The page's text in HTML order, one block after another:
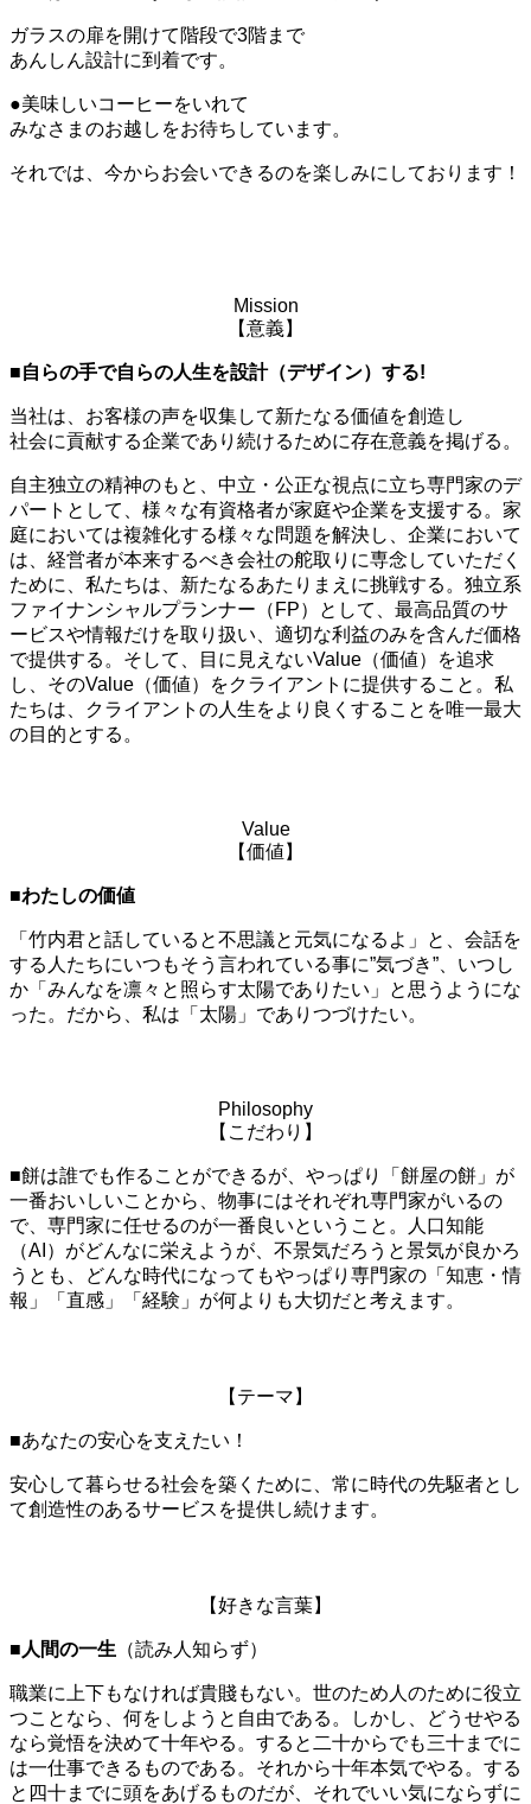
ガラスの扉を開けて階段で3階まで
あんしん設計に到着です。
●美味しいコーヒーをいれて
みなさまのお越しをお待ちしています。
それでは、今からお会いできるのを楽しみにしております！
Mission
【意義】
■自らの手で自らの人生を設計（デザイン）する!
当社は、お客様の声を収集して新たなる価値を創造し
社会に貢献する企業であり続けるために存在意義を掲げる。
自主独立の精神のもと、中立・公正な視点に立ち専門家のデ
パートとして、様々な有資格者が家庭や企業を支援する。家
庭においては複雑化する様々な問題を解決し、企業において
は、経営者が本来するべき会社の舵取りに専念していただく
ために、私たちは、新たなるあたりまえに挑戦する。独立系
ファイナンシャルプランナー（FP）として、最高品質のサ
ービスや情報だけを取り扱い、適切な利益のみを含んだ価格
で提供する。そして、目に見えないValue（価値）を追求
し、そのValue（価値）をクライアントに提供すること。私
たちは、クライアントの人生をより良くすることを唯一最大
の目的とする。
Value
【価値】
■わたしの価値
「竹内君と話していると不思議と元気になるよ」と、会話を
する人たちにいつもそう言われている事に”気づき”、いつし
か「みんなを凛々と照らす太陽でありたい」と思うようにな
った。だから、私は「太陽」でありつづけたい。
Philosophy
【こだわり】
■餅は誰でも作ることができるが、やっぱり「餅屋の餅」が
一番おいしいことから、物事にはそれぞれ専門家がいるの
で、専門家に任せるのが一番良いということ。人口知能
（AI）がどんなに栄えようが、不景気だろうと景気が良かろ
うとも、どんな時代になってもやっぱり専門家の「知恵・情
報」「直感」「経験」が何よりも大切だと考えます。
【テーマ】
■あなたの安心を支えたい！
安心して暮らせる社会を築くために、常に時代の先駆者とし
て創造性のあるサービスを提供し続けます。
【好きな言葉】
■人間の一生 （読み人知らず）
職業に上下もなければ貴賤もない。世のため人のために役立
つことなら、何をしようと自由である。しかし、どうせやる
なら覚悟を決めて十年やる。すると二十からでも三十までに
は一仕事できるものである。それから十年本気でやる。する
と四十までに頭をあげるものだが、それでいい気にならずに